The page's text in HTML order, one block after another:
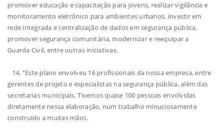
promover educação e capacitação para jovens, realizar vigilância e
monitoramento eletrônico para ambientes urbanos, investir em
rede integrada e centralização de dados em segurança pública,
promover segurança comunitária, modernizar e reequipar a
Guarda Civil, entre outras iniciativas.
14. “Este plano envolveu 16 profissionais da nossa empresa, entre
gerentes de projeto e especialistas na segurança pública, além das
secretarias municipais. Tivemos quase 100 pessoas envolvidas
diretamente nessa elaboração, num trabalho minuciosamente
construído a muitas mãos.